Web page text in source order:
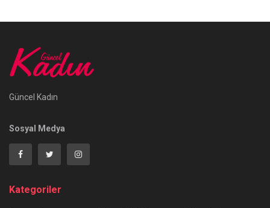
Güncel Kadın
Sosyal Medya
Kategoriler